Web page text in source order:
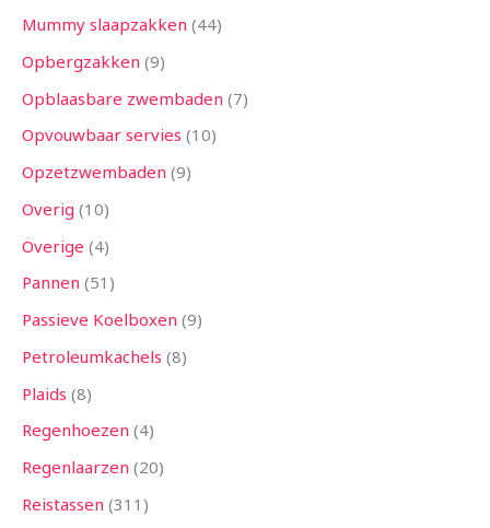
Mummy slaapzakken 44
Opbergzakken 9
Opblaasbare zwembaden 7
Opvouwbaar servies 10
Opzetzwembaden 9
Overig 10
Overige 4
Pannen 51
Passieve Koelboxen 9
Petroleumkachels 8
Plaids 8
Regenhoezen 4
Regenlaarzen 20
Reistassen 311